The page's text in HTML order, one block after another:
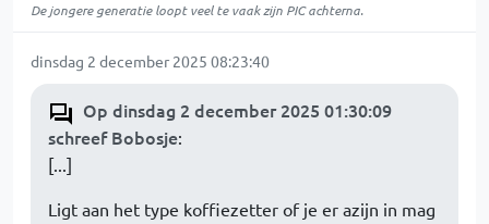
De jongere generatie loopt veel te vaak zijn PIC achterna.
dinsdag 2 december 2025 08:23:40
Op dinsdag 2 december 2025 01:30:09
schreef Bobosje:
[...]
Ligt aan het type koffiezetter of je er azijn in mag